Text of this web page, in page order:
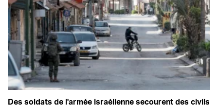
Des soldats de l'armée israélienne secourent des civils